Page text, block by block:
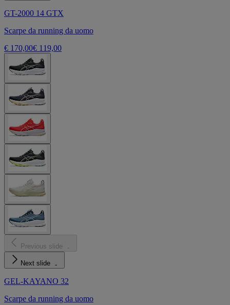
GT-2000 14 GTX
Scarpe da running da uomo
€ 170,00€ 119,00
Previous slide
Next slide
GEL-KAYANO 32
Scarpe da running da uomo